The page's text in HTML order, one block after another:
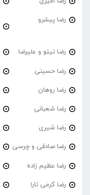
رضا پیشرو
رضا تیتو و علیرضا
رضا حسینی
رضا روهان
رضا شعبانی
رضا شیری
رضا صادقی و چرسی
رضا عظیم زاده
رضا کرمی تارا